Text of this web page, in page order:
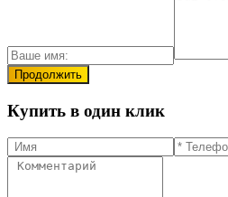
Продолжить
Купить в один клик